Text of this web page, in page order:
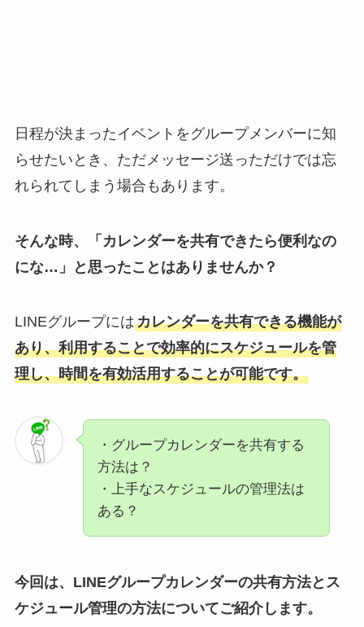
日程が決まったイベントをグループメンバーに知
らせたいとき、ただメッセージ送っただけでは忘
れられてしまう場合もあります。
そんな時、「カレンダーを共有できたら便利なの
にな…」と思ったことはありませんか？
LINEグループにはカレンダーを共有できる機能が
あり、利用することで効率的にスケジュールを管
理し、時間を有効活用することが可能です。
・グループカレンダーを共有する
方法は？
・上手なスケジュールの管理法は
ある？
今回は、LINEグループカレンダーの共有方法とス
ケジュール管理の方法についてご紹介します。